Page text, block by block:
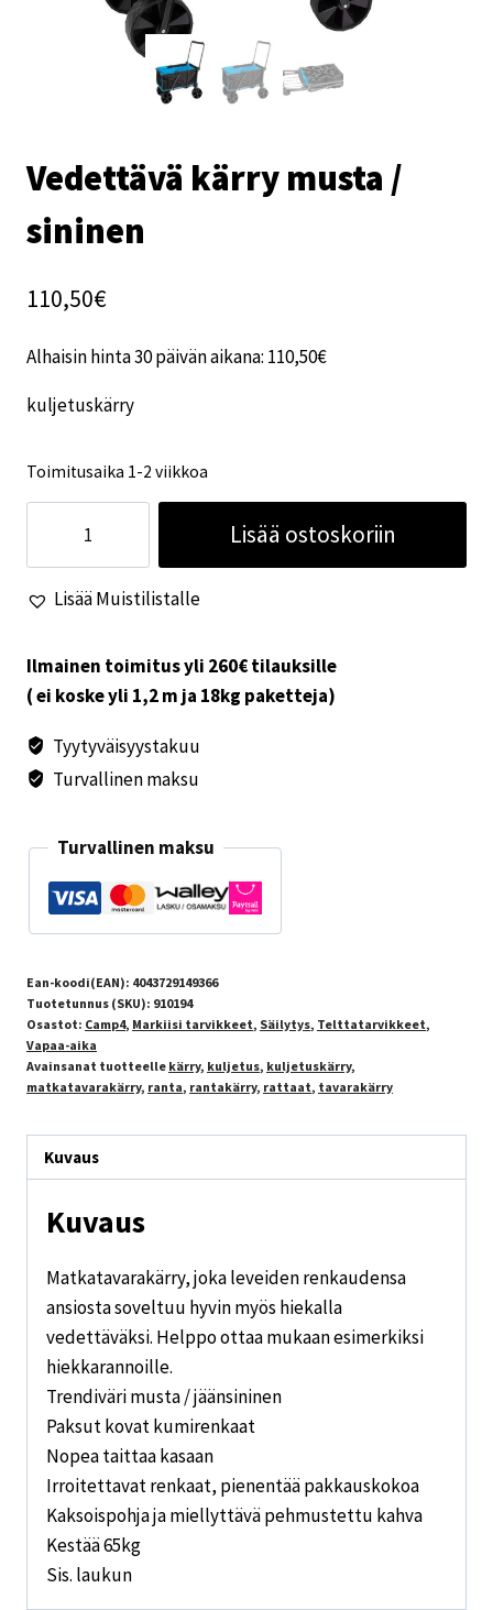
Vedettävä kärry musta /
sininen
110,50€
Alhaisin hinta 30 päivän aikana: 110,50€
kuljetuskärry
Toimitusaika 1-2 viikkoa
musta
/
määrä
Lisää ostoskoriin
Lisää Muistilistalle
Ilmainen toimitus yli 260€ tilauksille
( ei koske yli 1,2 m ja 18kg paketteja)
Tyytyväisyystakuu
Turvallinen maksu
Turvallinen maksu
Ean-koodi(EAN): 4043729149366
Tuotetunnus (SKU): 910194
Osastot: Camp4, Markiisi tarvikkeet, Säilytys, Telttatarvikkeet,
Vapaa-aika
Avainsanat tuotteelle kärry, kuljetus, kuljetuskärry,
matkatavarakärry, ranta, rantakärry, rattaat, tavarakärry
Kuvaus
Kuvaus
Matkatavarakärry, joka leveiden renkaudensa
ansiosta soveltuu hyvin myös hiekalla
vedettäväksi. Helppo ottaa mukaan esimerkiksi
hiekkarannoille.
Trendiväri musta / jäänsininen
Paksut kovat kumirenkaat
Nopea taittaa kasaan
Irroitettavat renkaat, pienentää pakkauskokoa
Kaksoispohja ja miellyttävä pehmustettu kahva
Kestää 65kg
Sis. laukun